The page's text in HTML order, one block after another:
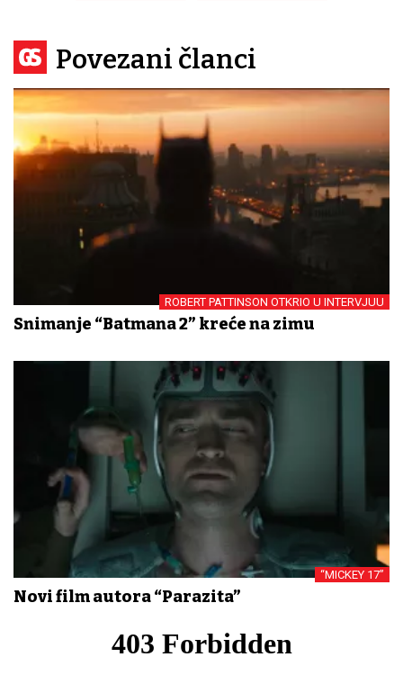
Povezani članci
ROBERT PATTINSON OTKRIO U INTERVJUU
Snimanje “Batmana 2” kreće na zimu
“MICKEY 17”
Novi film autora “Parazita”